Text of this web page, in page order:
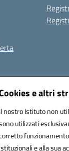
e altri
Il nostro Istituto non
utilizzati
istituzionali e alla sua
Note legali